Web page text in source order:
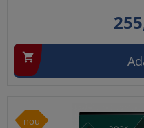

nou